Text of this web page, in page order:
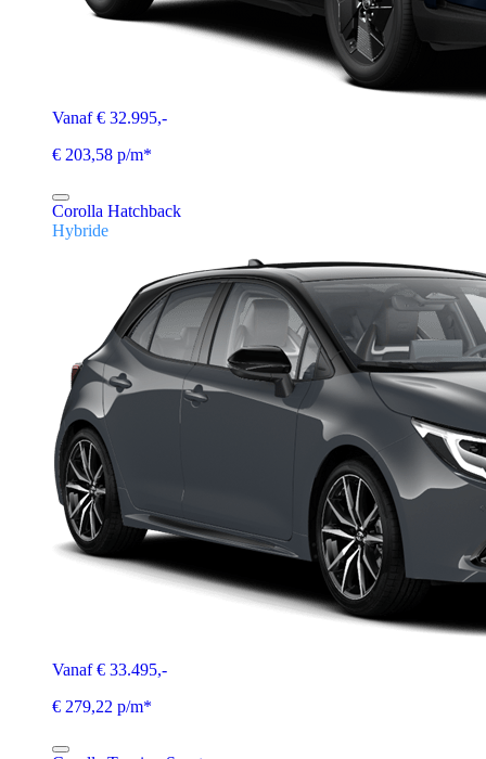
Vanaf € 32.995,-
€ 203,58 p/m*
Corolla Hatchback
Hybride
Vanaf € 33.495,-
€ 279,22 p/m*